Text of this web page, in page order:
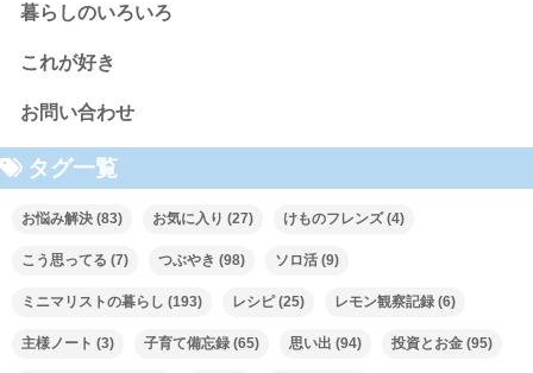
暮らしのいろいろ
これが好き
お問い合わせ
タグ一覧
お悩み解決 (83) お気に入り (27) けものフレンズ(4)
こう思ってる (7) つぶやき (98) ソロ活 (9)
ミニマリストの暮らし (193) レシピ(25) レモン観察記録 (6)
主様ノート (3) 子育て備忘録 (65) 思い出 (94) 投資とお金 (95)